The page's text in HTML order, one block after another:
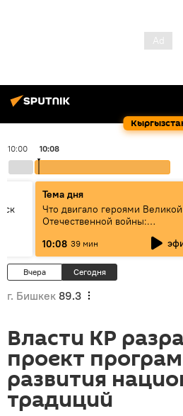
10:00 10:08
Тема дня
Что двигало героями Великой
Отечественной войны:
Тулебердиева
10:08 39 мин
Вчера Сегодня
г. Бишкек 89.3
Власти КР
проект
развития
традиций